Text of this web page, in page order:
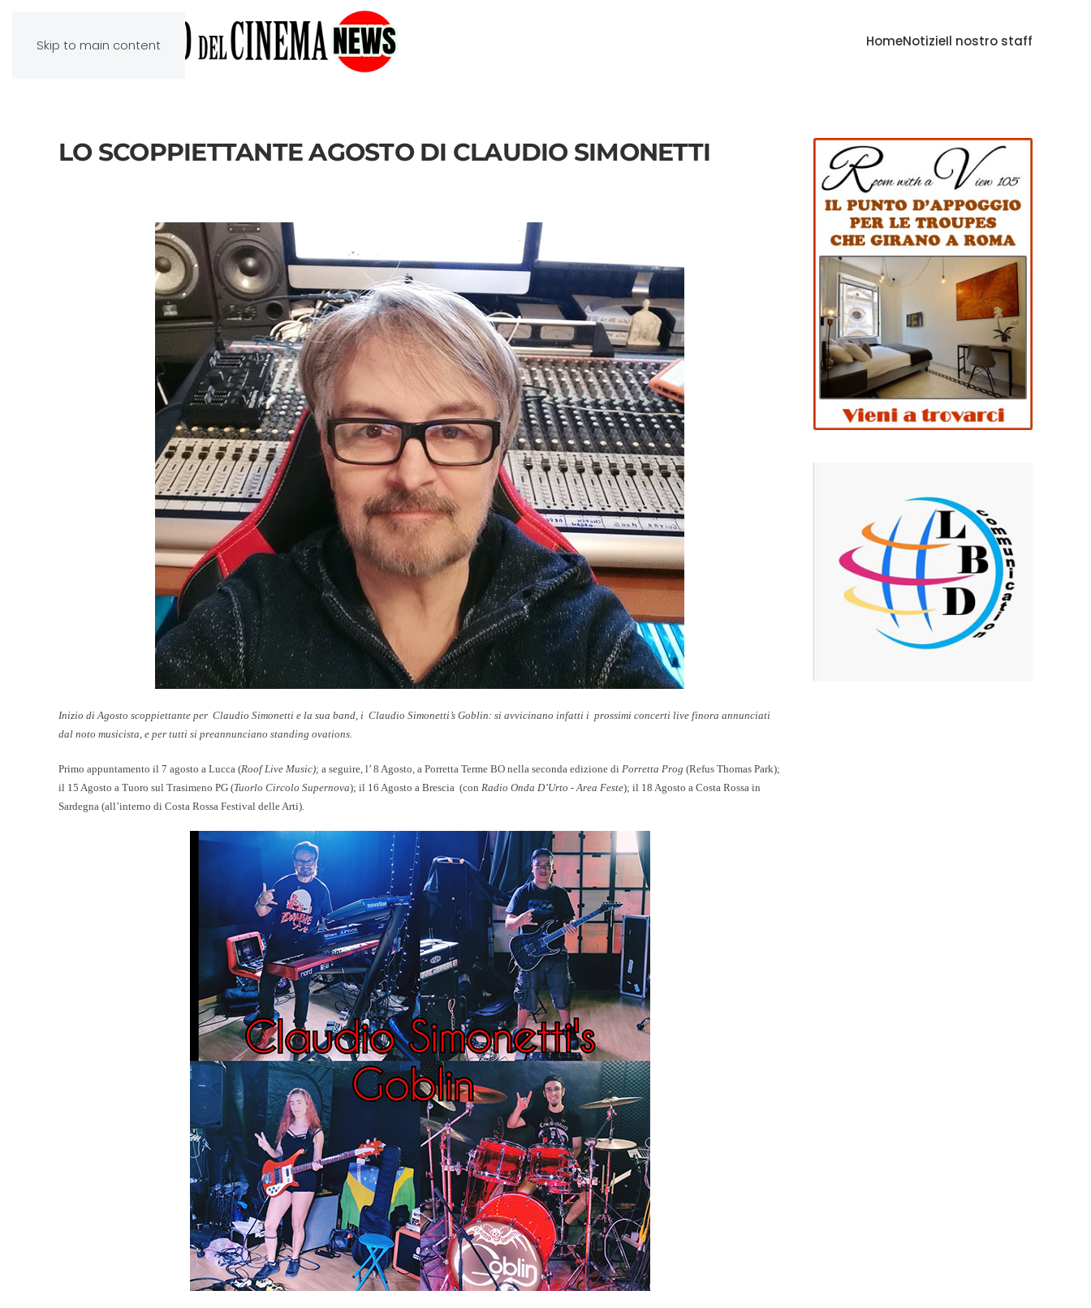
Skip to main content HomeNotizieIl nostro staff
LO SCOPPIETTANTE AGOSTO DI CLAUDIO SIMONETTI
Inizio di Agosto scoppiettante per Claudio Simonetti e la sua band, i Claudio Simonetti’s Goblin: si avvicinano infatti i prossimi concerti live finora annunciati
dal noto musicista, e per tutti si preannunciano standing ovations.
Primo appuntamento il 7 agosto a Lucca (Roof Live Music); a seguire, l’ 8 Agosto, a Porretta Terme BO nella seconda edizione di Porretta Prog (Refus Thomas Park);
il 15 Agosto a Tuoro sul Trasimeno PG (Tuorlo Circolo Supernova); il 16 Agosto a Brescia (con Radio Onda D’Urto - Area Feste); il 18 Agosto a Costa Rossa in
Sardegna (all’interno di Costa Rossa Festival delle Arti).